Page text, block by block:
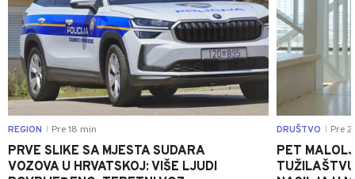
REGION Pre 18 min
PRVE SLIKE SA MJESTA SUDARA
VOZOVA U HRVATSKOJ: VIŠE LJUDI
DRUŠTVO Pre
PET